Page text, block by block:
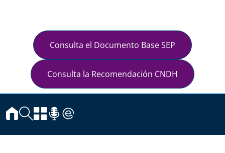
Consulta el Documento Base SEP
Consulta la Recomendación CNDH